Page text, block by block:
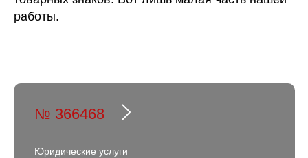
работы.
№ 366468
Юридические услуги